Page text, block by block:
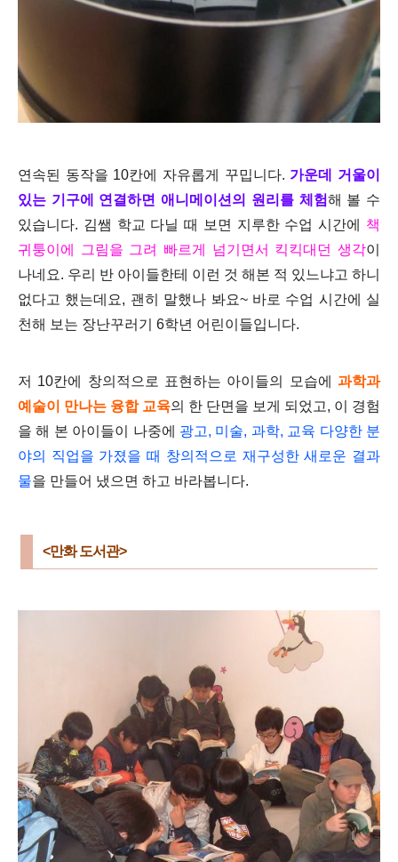
연속된 동작을 10칸에 자유롭게 꾸밉니다. 가운데 거울이
있는 기구에 연결하면 애니메이션의 원리를 체험해 볼 수
있습니다. 김쌤 학교 다닐 때 보면 지루한 수업 시간에 책
귀퉁이에 그림을 그려 빠르게 넘기면서 킥킥대던 생각이
나네요. 우리 반 아이들한테 이런 것 해본 적 있느냐고 하니
없다고 했는데요, 괜히 말했나 봐요~ 바로 수업 시간에 실
천해 보는 장난꾸러기 6학년 어린이들입니다.
저 10칸에 창의적으로 표현하는 아이들의 모습에 과학과
예술이 만나는 융합 교육의 한 단면을 보게 되었고, 이 경험
을 해 본 아이들이 나중에 광고, 미술, 과학, 교육 다양한 분
야의 직업을 가졌을 때 창의적으로 재구성한 새로운 결과
물을 만들어 냈으면 하고 바라봅니다.
<만화 도서관>